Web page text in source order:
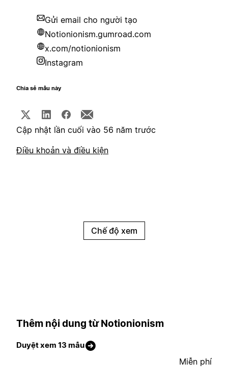
Gửi email cho người tạo
Notionionism.gumroad.com
x.com/notionionism
Instagram
Chia sẻ mẫu này
Cập nhật lần cuối vào 56 năm trước
Điều khoản và điều kiện
Chế độ xem
Thêm nội dung từ Notionionism
Duyệt xem 13 mẫu
Miễn phí